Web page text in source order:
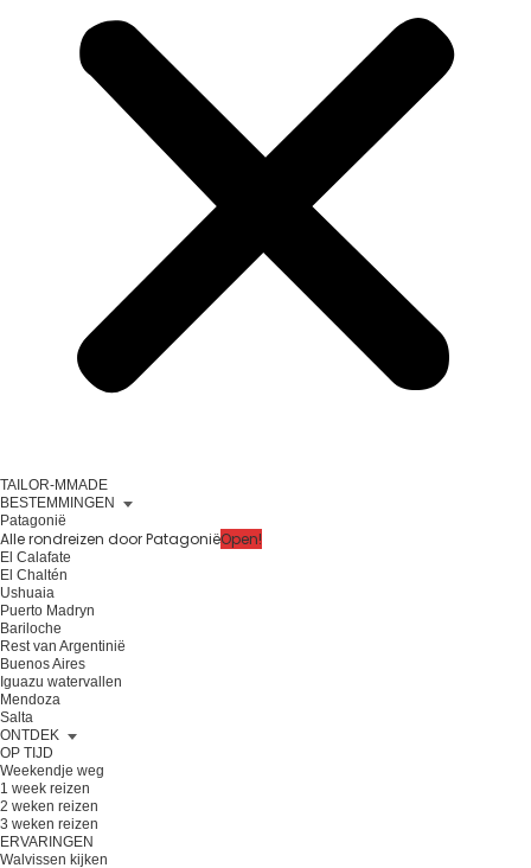
TAILOR-MMADE
BESTEMMINGEN
Patagonië
Alle rondreizen door PatagoniëOpen!
El Calafate
El Chaltén
Ushuaia
Puerto Madryn
Bariloche
Rest van Argentinië
Buenos Aires
Iguazu watervallen
Mendoza
Salta
ONTDEK
OP TIJD
Weekendje weg
1 week reizen
2 weken reizen
3 weken reizen
ERVARINGEN
Walvissen kijken